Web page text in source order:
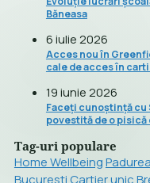
Băneasa
6 iulie 2026
Acces nou în
cale de acces în
19 iunie 2026
Faceți cunoștință cu
povestită de o
Tag-uri populare
Home Wellbeing
BucurestiCartier unic